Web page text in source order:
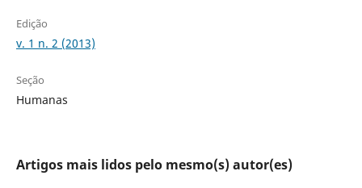
Edição
v. 1 n. 2 (2013)
Seção
Humanas
Artigos mais lidos pelo mesmo(s) autor(es)